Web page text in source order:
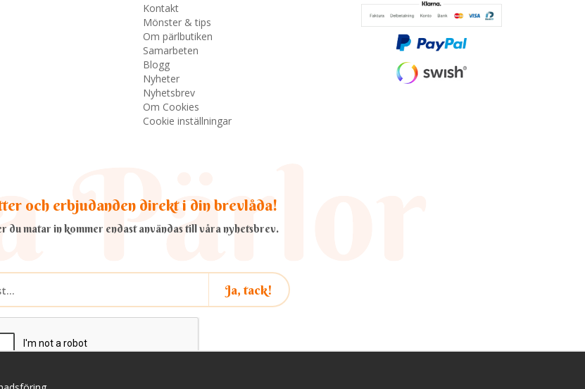
Kontakt
Mönster & tips
Om pärlbutiken
Samarbeten
Blogg
Nyheter
Nyhetsbrev
Om Cookies
Cookie inställningar
och erbjudanden direkt i din brevlåda!
du matar in kommer endast användas till våra nyhetsbrev.
Ja, tack!